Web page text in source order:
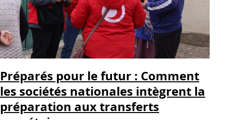
Préparés pour le futur : Comment
les sociétés nationales intègrent la
préparation aux transferts